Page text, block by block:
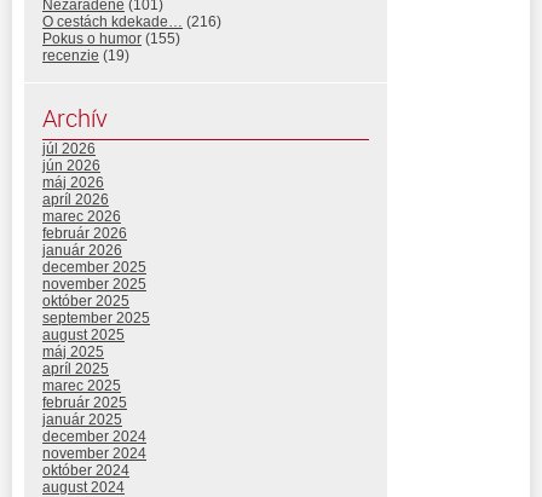
Nezaradené (101)
O cestách kdekade… (216)
Pokus o humor (155)
recenzie (19)
Archív
júl 2026
jún 2026
máj 2026
apríl 2026
marec 2026
február 2026
január 2026
december 2025
november 2025
október 2025
september 2025
august 2025
máj 2025
apríl 2025
marec 2025
február 2025
január 2025
december 2024
november 2024
október 2024
august 2024